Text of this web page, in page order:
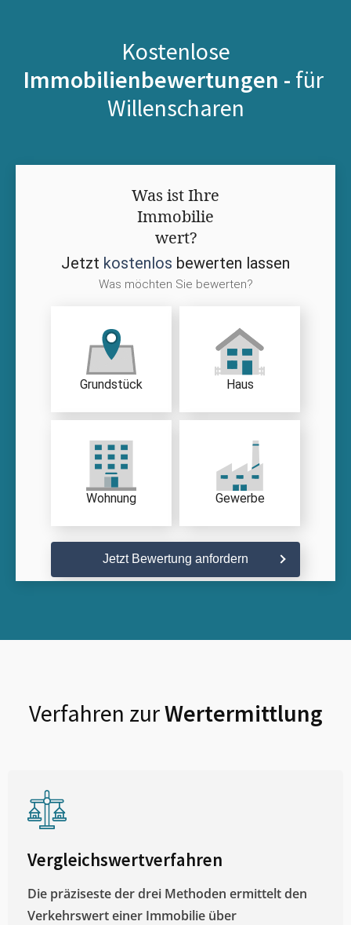
Kostenlose
Immobilienbewertungen - für
Willenscharen
Was ist Ihre
Immobilie
wert?
Jetzt kostenlos bewerten lassen
Was möchten Sie bewerten?
Grundstück Haus
Wohnung Gewerbe
Jetzt Bewertung anfordern
Verfahren zurWertermittlung
Vergleichswertverfahren
Die präziseste der drei Methoden ermittelt den
Verkehrswert einer Immobilie über